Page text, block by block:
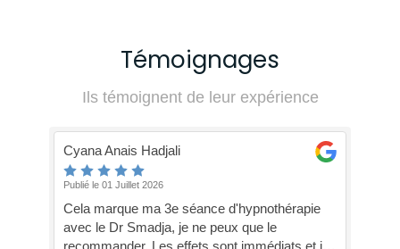
Témoignages
Ils témoignent de leur expérience
Anais Hadjali
01 Juillet 2026
ma 3e séance d'hypnothérapie
Dr Smadja, je ne peux que le
SIMON RENAUD
Je recommande